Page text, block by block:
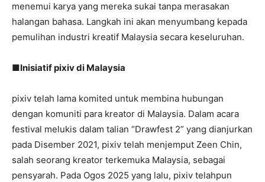
menemui karya yang mereka sukai tanpa merasakan
halangan bahasa. Langkah ini akan menyumbang kepada
pemulihan industri kreatif Malaysia secara keseluruhan.
■Inisiatif pixiv di Malaysia
pixiv telah lama komited untuk membina hubungan
dengan komuniti para kreator di Malaysia. Dalam acara
festival melukis dalam talian “Drawfest 2” yang dianjurkan
pada Disember 2021, pixiv telah menjemput Zeen Chin,
salah seorang kreator terkemuka Malaysia, sebagai
pensyarah. Pada Ogos 2025 yang lalu, pixiv telahpun